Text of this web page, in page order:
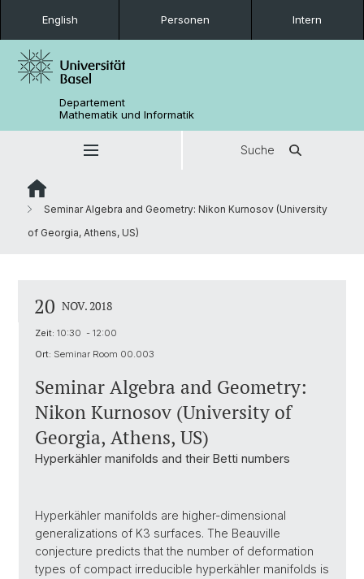
English Personen Intern
Departement
Mathematik und Informatik
Suche
Seminar Algebra and Geometry: Nikon Kurnosov (University
of Georgia, Athens, US)
20 NOV. 2018
Zeit: 10:30 - 12:00
Ort: Seminar Room 00.003
Seminar Algebra and Geometry:
Nikon Kurnosov (University of
Georgia, Athens, US)
Hyperkähler manifolds and their Betti numbers
Hyperkähler manifolds are higher-dimensional
generalizations of K3 surfaces. The Beauville
conjecture predicts that the number of deformation
types of compact irreducible hyperkähler manifolds is